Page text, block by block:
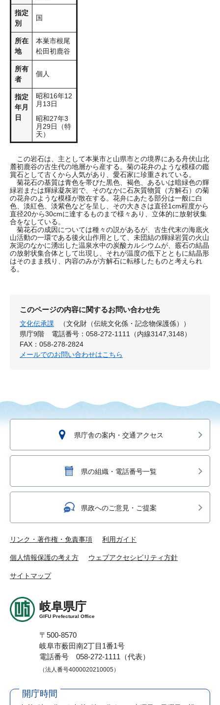
指定
別
国
所在
地
​​本巣市根尾
松田初鹿谷
所有
者
個人
指定
年月
日
昭和16年12
月13日
昭和27年3
月29日（特
天）
この岩石は、主として本巣市と山県市との境界にある舟伏山北
麓初鹿谷の古生代の地層から産する。菊の花弁のような模様の鑑
賞石として古くから人気があり、愛石家に珍重されている。
菊花石の基質は青色を帯びた黒色、褐色、あるいは暗緑色の輝
緑岩または輝緑凝灰岩で、そのなかに石灰質物質（方解石）の菊
の花弁のような模様が散在する。花弁にあたる部分は一般に白
色、淡紅色、淡紫色などを呈し、その大きさは直径1cm程度から
直径20から30cmに達するものまで様々あり、立体的に放射状集
合をなしている。
菊花石の成因については種々の説があるが、古生代末の海底火
山活動の一環である後火山作用として、未団結の輝緑岩質の火山
灰泥のなかに湧出した温泉水中の炭酸カルシウムが、霰石の結晶
の放射状集合体として出現し、それが温度の低下とともに結晶形
はそのまま残り、内容のみが方解石に転移したものと考えられ
る。
このページの内容に関するお問い合わせ先
文化伝承課
（文化財（伝統文化係・記念物保護係））
県庁9階
電話番号：058-272-1111（内線3147,3148）
FAX：058-278-2824
メールでのお問い合わせはこちら
県庁舎の案内・交通アクセス
県の組織・電話番号一覧
県政へのご意見・ご提案
リンク・著作権・免責事項 利用ガイド
個人情報保護の考え方 ウェブアクセシビリティ方針
サイトマップ
岐阜県庁
GIFU Prefectural Office
〒500-8570
岐阜市薮田南2丁目1番1号
電話番号 058-272-1111（代表）
（法人番号4000020210005）
開庁時間